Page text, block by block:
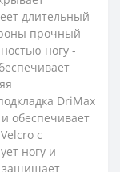
длительный
прочный
ногу -
DriMax
обеспечивает
с
ногу и
защищает